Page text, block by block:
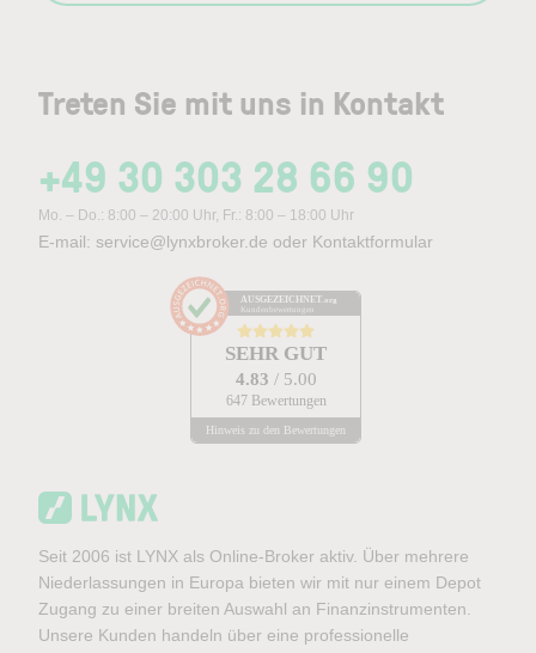
Treten Sie mit uns in Kontakt
+49 30 303 28 66 90
Mo. – Do.: 8:00 – 20:00 Uhr, Fr.: 8:00 – 18:00 Uhr
E-mail: service@lynxbroker.de oder Kontaktformular
AUSGEZEICHNET .org
Kundenbewertungen
SEHR GUT
4.83 / 5.00
647 Bewertungen
Hinweis zu den Bewertungen
Seit 2006 ist LYNX als Online-Broker aktiv. Über mehrere
Niederlassungen in Europa bieten wir mit nur einem Depot
Zugang zu einer breiten Auswahl an Finanzinstrumenten.
Unsere Kunden handeln über eine professionelle